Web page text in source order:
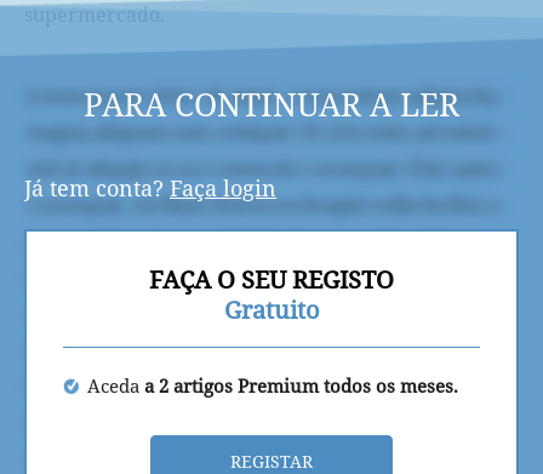
supermercado.
PARA CONTINUAR A LER
Já tem conta? Faça login
FAÇA O SEU REGISTO
Gratuito
Aceda a 2 artigos Premium todos os meses.
REGISTAR